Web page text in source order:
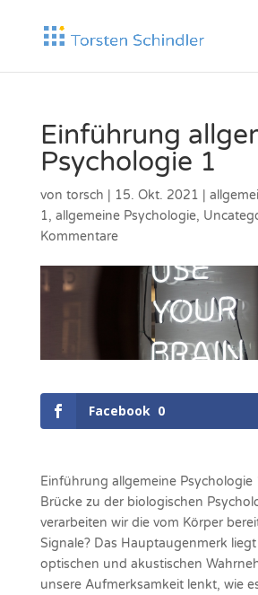
Einführung
Psychologie 1
von torsch 15. Okt. 2021
1, allgemeine Psychologie,
Kommentare
Facebook 0
Einführung allgemeine Psychologie
Brücke zu der biologischen
verarbeiten wir die vom Körper
Signale? Das Hauptaugenmerk
optischen und akustischen
unsere Aufmerksamkeit lenkt, wie